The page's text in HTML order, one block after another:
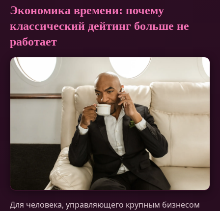
Экономика времени: почему
классический дейтинг больше не
работает
Для человека, управляющего крупным бизнесом